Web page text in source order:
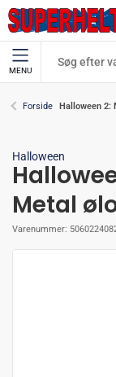
MENU
Forside Halloween 2:
Halloween
Metal
Varenummer: